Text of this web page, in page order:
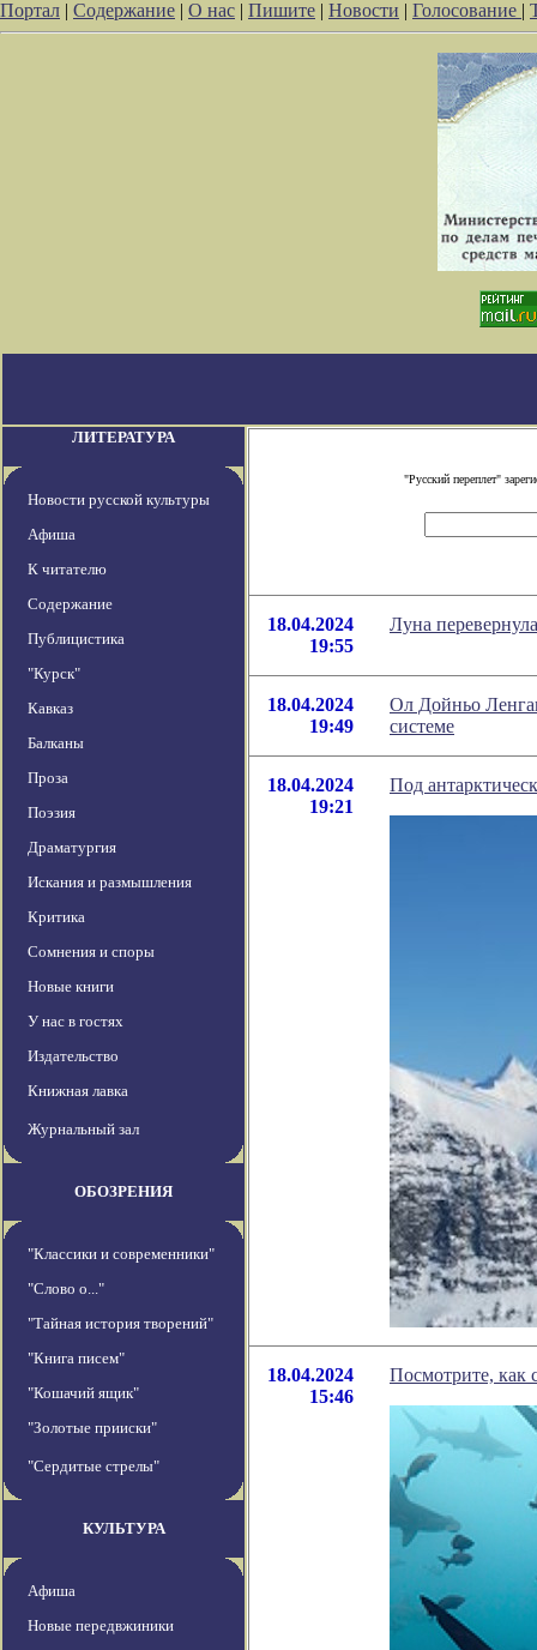
Портал | Содержание | О нас | Пишите | Новости | Голосование |
ЛИТЕРАТУРА
Новости русской культуры
Афиша
К читателю
Содержание
Публицистика
"Курск"
Кавказ
Балканы
Проза
Поэзия
Драматургия
Искания и размышления
Критика
Сомнения и споры
Новые книги
У нас в гостях
Издательство
Книжная лавка
Журнальный зал
ОБОЗРЕНИЯ
"Классики и современники"
"Слово о..."
"Тайная история творений"
"Книга писем"
"Кошачий ящик"
"Золотые прииски"
"Сердитые стрелы"
КУЛЬТУРА
Афиша
Новые передвжиники
"Русский переплет"
18.04.2024
19:55
Луна
18.04.2024
19:49
Ол Дойньо
системе
18.04.2024
19:21
Под
18.04.2024
15:46
Посмотрите, как